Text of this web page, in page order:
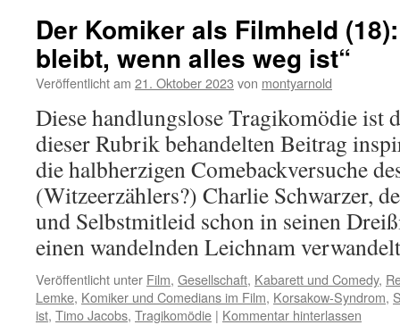
Der Komiker als Filmheld
bleibt, wenn alles weg ist“
Veröffentlicht am 21. Oktober 2023 von montyarnold
Diese handlungslose Tragikomödie ist
dieser Rubrik behandelten Beitrag
die halbherzigen Comebackversuche
(Witzeerzählers?) Charlie Schwarzer,
und Selbstmitleid schon in seinen
einen wandelnden Leichnam
Veröffentlicht unter Film, Gesellschaft, Kabarett und Comedy,
Lemke, Komiker und Comedians im Film, Korsakow-Syndrom,
ist, Timo Jacobs, Tragikomödie | Kommentar hinterlassen